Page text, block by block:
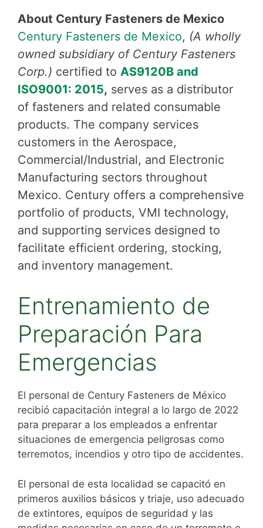
About Century Fasteners de Mexico
Century Fasteners de Mexico, (A wholly
owned subsidiary of Century Fasteners
Corp.) certified to AS9120B and
ISO9001: 2015, serves as a distributor
of fasteners and related consumable
products. The company services
customers in the Aerospace,
Commercial/Industrial, and Electronic
Manufacturing sectors throughout
Mexico. Century offers a comprehensive
portfolio of products, VMI technology,
and supporting services designed to
facilitate efficient ordering, stocking,
and inventory management.
Entrenamiento de
Preparación Para
Emergencias
El personal de Century Fasteners de México
recibió capacitación integral a lo largo de 2022
para preparar a los empleados a enfrentar
situaciones de emergencia peligrosas como
terremotos, incendios y otro tipo de accidentes.
El personal de esta localidad se capacitó en
primeros auxilios básicos y triaje, uso adecuado
de extintores, equipos de seguridad y las